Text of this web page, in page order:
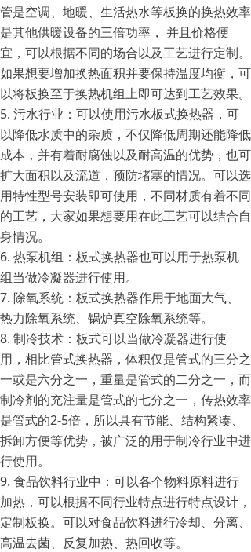
管是空调、地暖、生活热水等板换的换热效率
是其他供暖设备的三倍功率， 并且价格便
宜，可以根据不同的场合以及工艺进行定制。
如果想要增加换热面积并要保持温度均衡，可
以将板换至于换热机组上即可达到工艺效果。
5. 污水行业：可以使用污水板式换热器，可
以降低水质中的杂质，不仅降低周期还能降低
成本，并有着耐腐蚀以及耐高温的优势，也可
扩大面积以及流道，预防堵塞的情况。可以选
用特性型号安装即可使用，不同材质有着不同
的工艺，大家如果想要用在此工艺可以结合自
身情况。
6. 热泵机组：板式换热器也可以用于热泵机
组当做冷凝器进行使用。
7. 除氧系统：板式换热器作用于地面大气、
热力除氧系统、锅炉真空除氧系统等。
8. 制冷技术：板式可以当做冷凝器进行使
用，相比管式换热器，体积仅是管式的三分之
一或是六分之一，重量是管式的二分之一，而
制冷剂的充注量是管式的七分之一，传热效率
是管式的2-5倍，所以具有节能、结构紧凑、
拆卸方便等优势，被广泛的用于制冷行业中进
行使用。
9. 食品饮料行业中：可以各个物料原料进行
加热，可以根据不同行业特点进行特点设计，
定制板换。可以对食品饮料进行冷却、分离、
高温去菌、反复加热、热回收等。